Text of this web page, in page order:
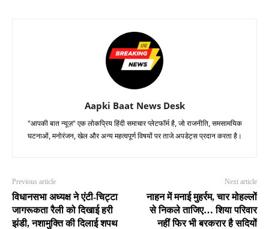
Aapki Baat News Desk
"आपकी बात न्यूज़" एक लोकप्रिय हिंदी समाचार प्लेटफॉर्म है, जो राजनीति, समसामयिक
घटनाओं, मनोरंजन, खेल और अन्य महत्वपूर्ण विषयों पर ताजे अपडेट्स प्रदान करता है।
Previous article
विधानसभा अध्यक्ष ने एंटी-चिट्टा
जागरूकता रैली को दिखाई हरी
झंडी, नशामुक्ति की दिलाई शपथ
Next article
नाहन में मनाई मुहर्रम, चार मोहल्लों
से निकले ताजिए… शिया परिवार
नहीं फिर भी बरकरार है सदियों